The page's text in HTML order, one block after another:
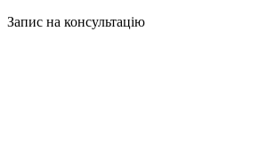
Запис на консультацію